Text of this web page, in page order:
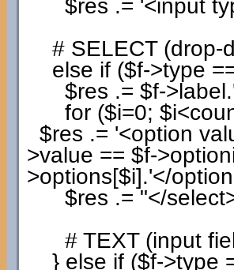
$res .= '<input
# SELECT (drop-
else if ($f->type
$res .= $f->label.
for ($i=0; $i
$res .= '<option
>value == $f->
>options[$i].'</
$res .= "</
# TEXT (input
} else if ($f->type